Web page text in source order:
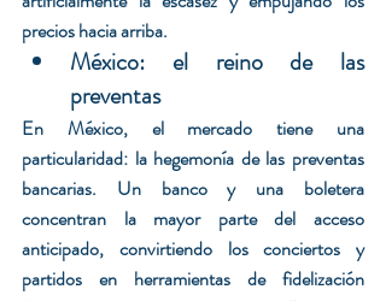
precios hacia arriba.
México: el reino de las
preventas
En México, el mercado tiene una
particularidad: la hegemonía de las preventas
bancarias. Un banco y una boletera
concentran la mayor parte del acceso
anticipado, convirtiendo los conciertos y
partidos en herramientas de fidelización